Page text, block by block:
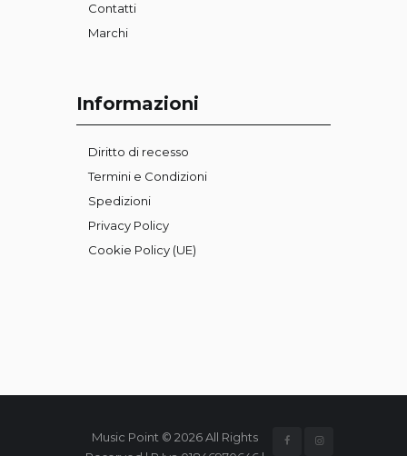
Contatti
Marchi
Informazioni
Diritto di recesso
Termini e Condizioni
Spedizioni
Privacy Policy
Cookie Policy (UE)
Music Point © 2026 All Rights